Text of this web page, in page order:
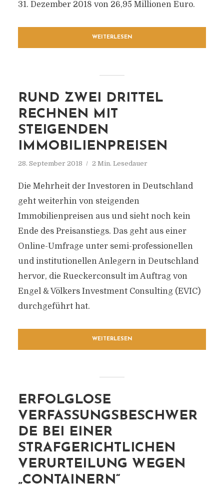
31. Dezember 2018 von 26,95 Millionen Euro.
WEITERLESEN
RUND ZWEI DRITTEL
RECHNEN MIT
STEIGENDEN
IMMOBILIENPREISEN
28. September 2018 2 Min. Lesedauer
Die Mehrheit der Investoren in Deutschland
geht weiterhin von steigenden
Immobilienpreisen aus und sieht noch kein
Ende des Preisanstiegs. Das geht aus einer
Online-Umfrage unter semi-professionellen
und institutionellen Anlegern in Deutschland
hervor, die Rueckerconsult im Auftrag von
Engel & Völkers Investment Consulting (EVIC)
durchgeführt hat.
WEITERLESEN
ERFOLGLOSE
VERFASSUNGSBESCHWER
DE BEI EINER
STRAFGERICHTLICHEN
VERURTEILUNG WEGEN
„CONTAINERN“